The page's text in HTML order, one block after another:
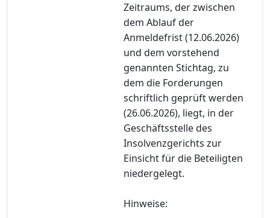
Zeitraums, der zwischen
dem Ablauf der
Anmeldefrist (12.06.2026)
und dem vorstehend
genannten Stichtag, zu
dem die Forderungen
schriftlich geprüft werden
(26.06.2026), liegt, in der
Geschäftsstelle des
Insolvenzgerichts zur
Einsicht für die Beteiligten
niedergelegt.
Hinweise: